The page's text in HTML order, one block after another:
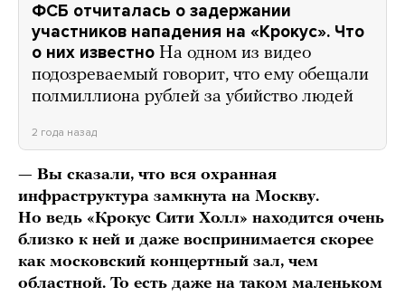
ФСБ отчиталась о задержании
участников нападения на «Крокус». Что
о них известно На одном из видео
подозреваемый говорит, что ему обещали
полмиллиона рублей за убийство людей
2 года назад
— Вы сказали, что вся охранная
инфраструктура замкнута на Москву.
Но ведь «Крокус Сити Холл» находится очень
близко к ней и даже воспринимается скорее
как московский концертный зал, чем
областной. То есть даже на таком маленьком